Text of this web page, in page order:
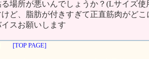
場所が悪いんでしょうか？(Lサイズ
ど、脂肪が付きすぎて正直筋肉がど
スお願いします
[TOP PAGE]